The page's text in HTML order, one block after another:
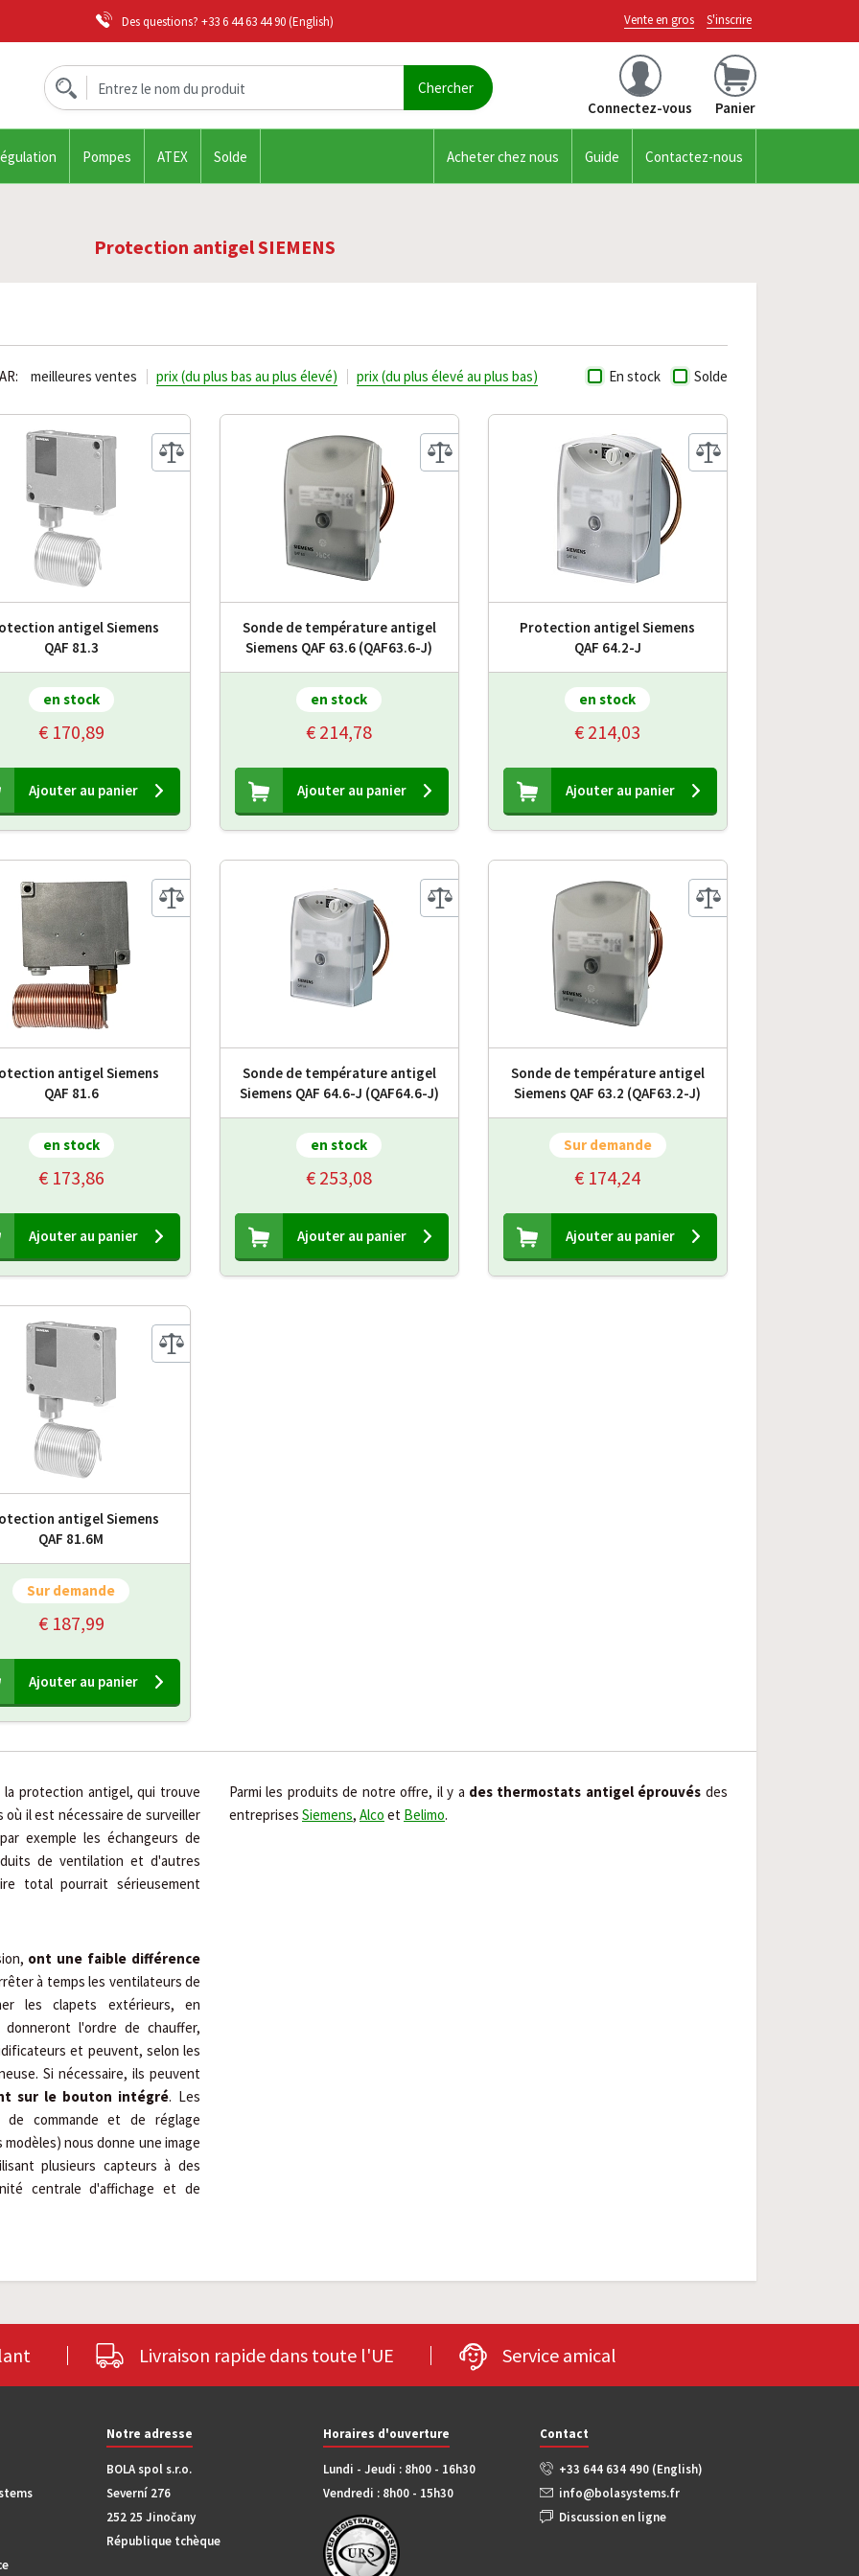
Des questions? +33 6 44 63 44 90(English) Vente en gros S'inscrire
Connectez-vous Panier
Pompes ATEX Solde Acheter chez nous Guide Contactez-nous
Protection antigel SIEMENS
En stock Solde
meilleures ventes prix (du plus bas au plus élevé) prix (du plus élevé au plus bas)
antigel Siemens
QAF 81.3
en stock
€ 170,89
Ajouter au panier
Sonde de température antigel
Siemens QAF 63.6 (QAF63.6-J)
en stock
€ 214,78
Ajouter au panier
Protection antigel Siemens
QAF 64.2-J
en stock
€ 214,03
Ajouter au panier
antigel Siemens
QAF 81.6
en stock
€ 173,86
Ajouter au panier
Sonde de température antigel
Siemens QAF 64.6-J (QAF64.6-J)
en stock
€ 253,08
Ajouter au panier
Sonde de température antigel
Siemens QAF 63.2 (QAF63.2-J)
Sur demande
€ 174,24
Ajouter au panier
antigel Siemens
QAF 81.6M
Sur demande
€ 187,99
Ajouter au panier
protection antigel, qui trouve
il est nécessaire de surveiller
exemple les échangeurs de
de ventilation et d'autres
total pourrait sérieusement
ont une faible différence
à temps les ventilateurs de
les clapets extérieurs, en
l'ordre de chauffer,
et peuvent, selon les
Si nécessaire, ils peuvent
sur le bouton intégré. Les
commande et de réglage
nous donne une image
plusieurs capteurs à des
centrale d'affichage et de
Parmi les produits de notre offre, il y a des thermostats antigel éprouvés des
entreprises Siemens, Alco et Belimo.
Livraison rapide dans toute l'UE Service amical
Notre adresse
BOLA spol s.r.o.
Severní 276
252 25 Jinočany
République tchèque
Horaires d'ouverture
Lundi - Jeudi : 8h00 - 16h30
Vendredi : 8h00 - 15h30
Contact
+33 644 634 490 (English)
info@bolasystems.fr
Discussion en ligne